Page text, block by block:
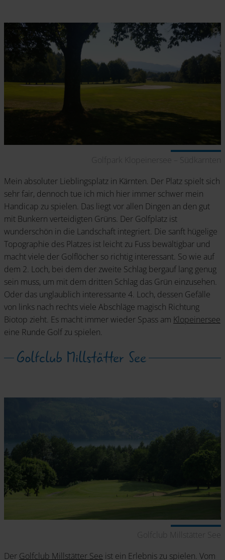
Golfpark Klopeinersee – Südkarnten
Mein absoluter Lieblingsplatz in Kärnten. Der Platz spielt sich
sehr fair, dennoch tue ich mich hier immer schwer mein
Handicap zu spielen. Das liegt vor allen Dingen an den gut
mit Bunkern verteidigten Grüns. Der Golfplatz ist
wunderschön in die Landschaft integriert. Die sanft hügelige
Topographie des Platzes ist leicht zu Fuss bewältigbar und
macht viele der Golflöcher so richtig interessant. So wie auf
dem 2. Loch, bei dem der zweite Schlag bergauf lang genug
sein muss, um mit dem dritten Schlag das Grün einzusehen.
Oder das unglaublich interessante 4. Loch, dessen Gefälle
von links nach rechts viele Abschläge magisch Richtung
Biotop zieht. Es macht immer wieder Spass am Klopeinersee
eine Runde Golf zu spielen.
Golfclub Millstätter See
Golfclub Millstätter See
Der Golfclub Millstätter See ist ein Erlebnis zu spielen. Vom